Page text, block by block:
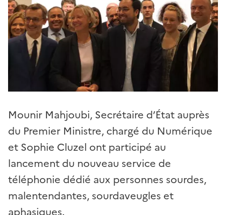
Mounir Mahjoubi, Secrétaire d’État auprès
du Premier Ministre, chargé du Numérique
et Sophie Cluzel ont participé au
lancement du nouveau service de
téléphonie dédié aux personnes sourdes,
malentendantes, sourdaveugles et